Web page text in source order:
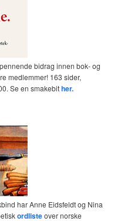
bidrag innen bok- og
medlemmer! 163 sider,
Se en smakebither.
har Anne Eidsfeldt og Nina
ordlisteover norske